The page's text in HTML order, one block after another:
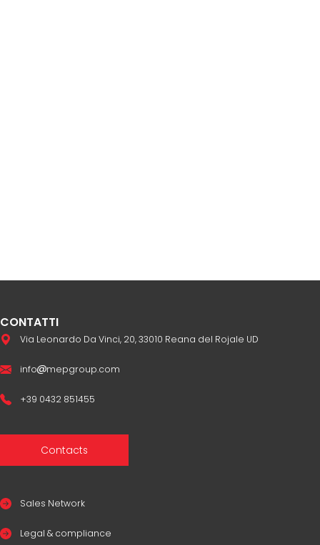
CONTATTI
Via Leonardo Da Vinci, 20, 33010 Reana del Rojale UD
info mepgroup.com
+39 0432 851455
Contacts
Sales Network
Legal & compliance